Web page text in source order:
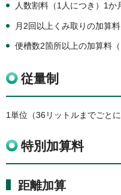
人数割料（1人につき）1か
月2回以上くみ取りの加算
便槽数2箇所以上の加算料
従量制
1単位（36リットルまでごと
特別加算料
距離加算